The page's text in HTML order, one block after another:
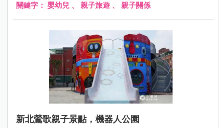
關鍵字： 嬰幼兒 、 親子旅遊 、 親子關係
新北鶯歌親子景點，機器人公園